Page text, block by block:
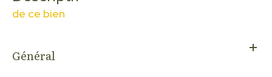
de ce bien
Général